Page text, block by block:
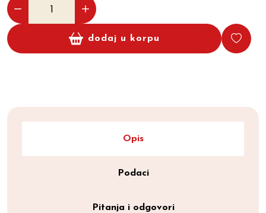
dodaj u korpu
Opis
Podaci
Pitanja i odgovori